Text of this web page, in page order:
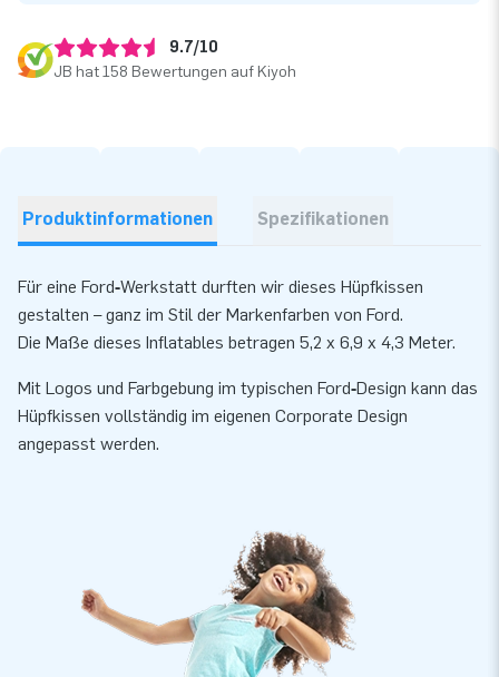
9.7/10
JB hat 158 Bewertungen auf Kiyoh
Produktinformationen Spezifikationen
Für eine Ford‑Werkstatt durften wir dieses Hüpfkissen
gestalten – ganz im Stil der Markenfarben von Ford.
Die Maße dieses Inflatables betragen 5,2 x 6,9 x 4,3 Meter.
Mit Logos und Farbgebung im typischen Ford‑Design kann das
Hüpfkissen vollständig im eigenen Corporate Design
angepasst werden.